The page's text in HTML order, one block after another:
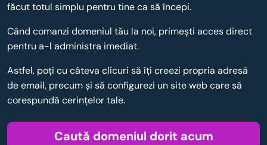
făcut totul simplu pentru tine ca să începi.
Când comanzi domeniul tău la noi, primești acces direct
pentru a-l administra imediat.
Astfel, poţi cu câteva clicuri să îţi creezi propria adresă
de email, precum şi să configurezi un site web care să
corespundă cerinţelor tale.
Caută domeniul dorit acum